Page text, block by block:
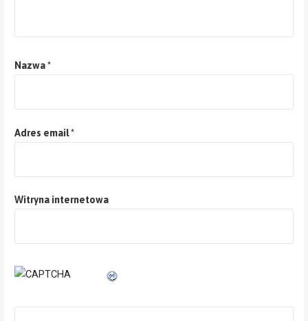
Nazwa*
Adres email*
Witryna internetowa